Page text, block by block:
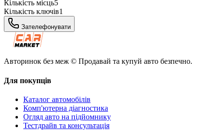
Кількість місць5
Кількість ключів1
Зателефонувати
Авторинок без меж © Продавай та купуй авто безпечно.
Для покупців
Каталог автомобілів
Комп'ютерна діагностика
Огляд авто на підйомнику
Тестдрайв та консультація